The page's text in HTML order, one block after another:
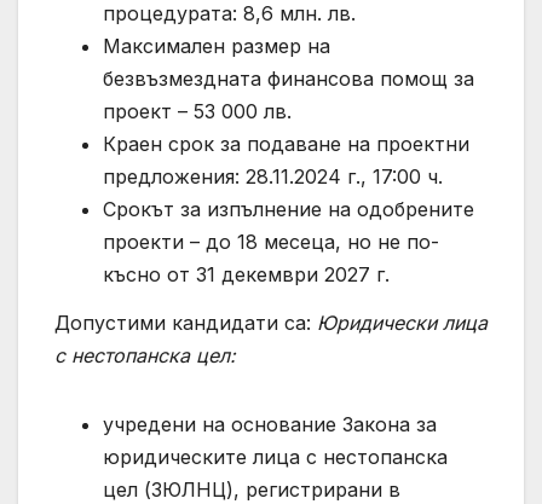
процедурата: 8,6 млн. лв.
Максимален размер на
безвъзмездната финансова помощ за
проект – 53 000 лв.
Краен срок за подаване на проектни
предложения: 28.11.2024 г., 17:00 ч.
Срокът за изпълнение на одобрените
проекти – до 18 месеца, но не по-
късно от 31 декември 2027 г.
Допустими кандидати са: Юридически лица
с нестопанска цел:
учредени на основание Закона за
юридическите лица с нестопанска
цел (ЗЮЛНЦ), регистрирани в